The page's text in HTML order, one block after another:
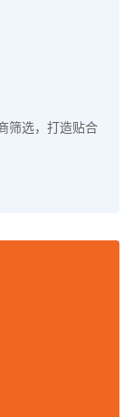
筛选，打造贴合